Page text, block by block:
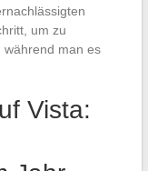
um zu
während man es
Vista: